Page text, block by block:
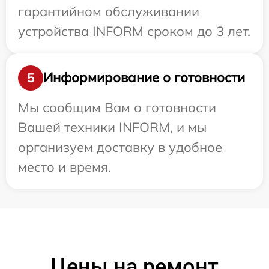
гарантийном обслуживании
устройства INFORM сроком до 3 лет.
5
Информирование о готовности
Мы сообщим Вам о готовности
Вашей техники INFORM, и мы
организуем доставку в удобное
место и время.